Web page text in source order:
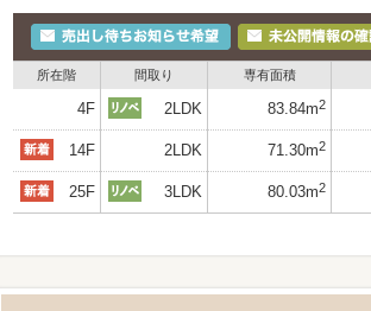
所在階 間取り 専有面積
4F 2LDK 83.84m2
14F 2LDK 71.30m2
25F 3LDK 80.03m2